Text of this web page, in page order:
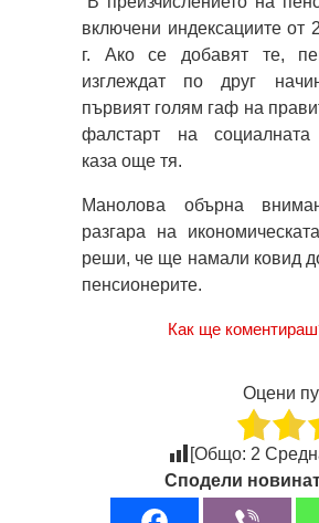
включени индексациите от
г. Ако се добавят те,
изглеждат по друг
първият голям гаф на
фалстарт на социалната
каза още тя.
Манолова обърна
разгара на
реши, че ще намали ковид
пенсионерите.
Как ще
Оцени
[Общо: 2
Сподели